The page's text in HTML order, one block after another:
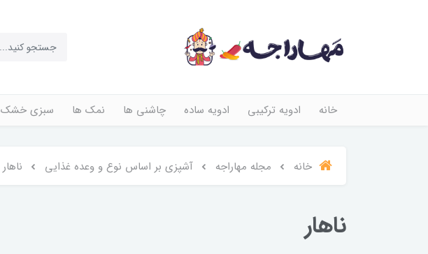
خانه ادویه ترکیبی ادویه ساده چاشنی ها نمک ها سبزی خشک
خانه مجله مهاراجه آشپزی بر اساس نوع و وعده غذایی ناهار
ناهار